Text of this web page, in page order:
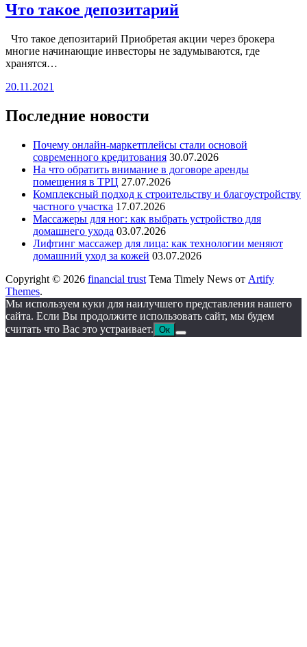
Что такое депозитарий
Что такое депозитарий Приобретая акции через брокера
многие начинающие инвесторы не задумываются, где
хранятся…
20.11.2021
Последние новости
Почему онлайн-маркетплейсы стали основой
современного кредитования 30.07.2026
На что обратить внимание в договоре аренды
помещения в ТРЦ 27.07.2026
Комплексный подход к строительству и благоустройству
частного участка 17.07.2026
Массажеры для ног: как выбрать устройство для
домашнего ухода 03.07.2026
Лифтинг массажер для лица: как технологии меняют
домашний уход за кожей 03.07.2026
Copyright © 2026 financial trust Тема Timely News от Artify
Themes.
Мы используем куки для наилучшего представления нашего
сайта. Если Вы продолжите использовать сайт, мы будем
считать что Вас это устраивает. Ок